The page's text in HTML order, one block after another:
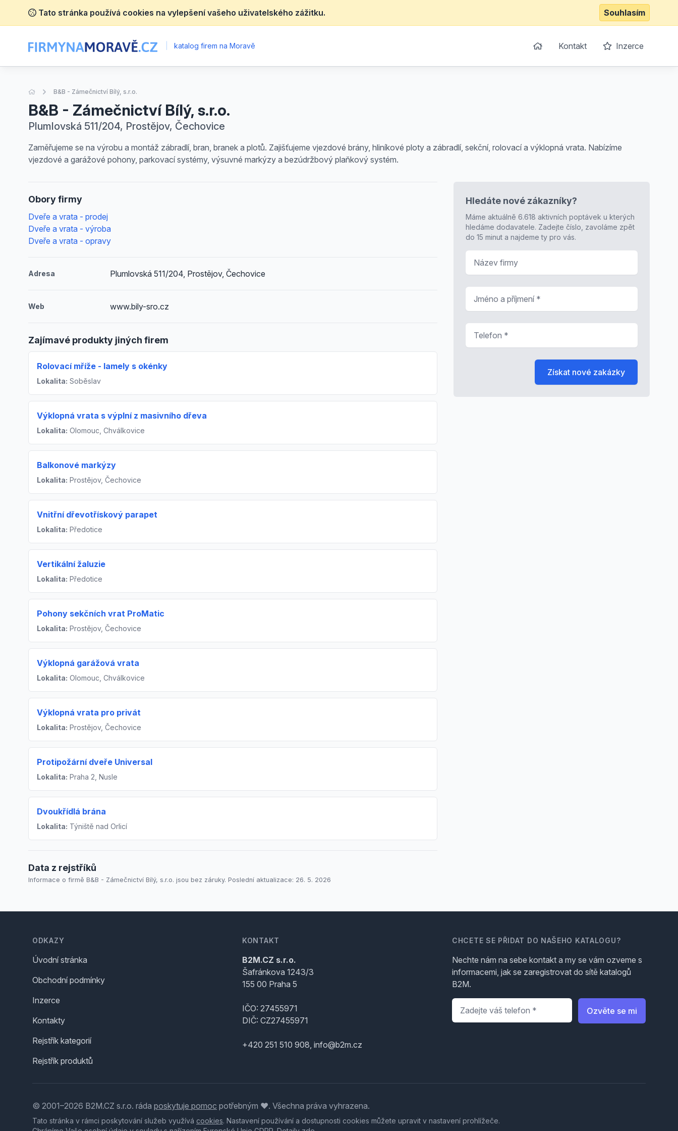
Tato stránka používá cookies na vylepšení vašeho uživatelského zážitku. Souhlasím
katalog firem na Moravě Kontakt Inzerce
Úvodní stránka
B&B - Zámečnictví Bílý, s.r.o.
B&B - Zámečnictví Bílý, s.r.o.
Plumlovská 511/204, Prostějov, Čechovice
Zaměřujeme se na výrobu a montáž zábradlí, bran, branek a plotů. Zajišťujeme vjezdové brány, hliníkové ploty a zábradlí, sekční, rolovací a výklopná vrata. Nabízíme
vjezdové a garážové pohony, parkovací systémy, výsuvné markýzy a bezúdržbový plaňkový systém.
Obory firmy
Dveře a vrata - prodej
Dveře a vrata - výroba
Dveře a vrata - opravy
Adresa Plumlovská 511/204, Prostějov, Čechovice
Web www.bily-sro.cz
Zajímavé produkty jiných firem
Rolovací mříže - lamely s okénky
Lokalita: Soběslav
Výklopná vrata s výplní z masivního dřeva
Lokalita: Olomouc, Chválkovice
Balkonové markýzy
Lokalita: Prostějov, Čechovice
Vnitřní dřevotřískový parapet
Lokalita: Předotice
Vertikální žaluzie
Lokalita: Předotice
Pohony sekčních vrat ProMatic
Lokalita: Prostějov, Čechovice
Výklopná garážová vrata
Lokalita: Olomouc, Chválkovice
Výklopná vrata pro privát
Lokalita: Prostějov, Čechovice
Protipožární dveře Universal
Lokalita: Praha 2, Nusle
Dvoukřídlá brána
Lokalita: Týniště nad Orlicí
Data z rejstříků
Informace o firmě B&B - Zámečnictví Bílý, s.r.o. jsou bez záruky. Poslední aktualizace: 26. 5. 2026
Hledáte nové zákazníky?
Máme aktuálně 6.618 aktivních poptávek u kterých
hledáme dodavatele. Zadejte číslo, zavoláme zpět
do 15 minut a najdeme ty pro vás.
Získat nové zakázky
ODKAZY
Úvodní stránka
Obchodní podmínky
Inzerce
Kontakty
Rejstřík kategorií
Rejstřík produktů
KONTAKT
B2M.CZ s.r.o.
Šafránkova 1243/3
155 00 Praha 5
IČO: 27455971
DIČ: CZ27455971
+420 251 510 908, info@b2m.cz
CHCETE SE PŘIDAT DO NAŠEHO KATALOGU?
Nechte nám na sebe kontakt a my se vám ozveme s
informacemi, jak se zaregistrovat do sítě katalogů
B2M.
Telefon
Ozvěte se mi
© 2001–2026 B2M.CZ s.r.o. ráda poskytuje pomoc potřebným ♥️. Všechna práva vyhrazena.
Tato stránka v rámci poskytování služeb využívá cookies. Nastavení používání a dostupnosti cookies můžete upravit v nastavení prohlížeče.